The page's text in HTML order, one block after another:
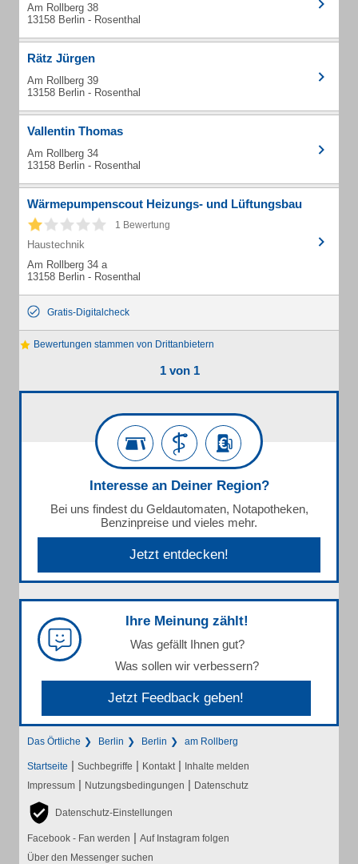
Am Rollberg 38
13158 Berlin - Rosenthal
Rätz Jürgen
Am Rollberg 39
13158 Berlin - Rosenthal
Vallentin Thomas
Am Rollberg 34
13158 Berlin - Rosenthal
Wärmepumpenscout Heizungs- und Lüftungsbau
1 Bewertung
Haustechnik
Am Rollberg 34 a
13158 Berlin - Rosenthal
Gratis-Digitalcheck
Bewertungen stammen von Drittanbietern
1 von 1
Interesse an Deiner Region?
Bei uns findest du Geldautomaten, Notapotheken,
Benzinpreise und vieles mehr.
Jetzt entdecken!
Ihre Meinung zählt!
Was gefällt Ihnen gut?
Was sollen wir verbessern?
Jetzt Feedback geben!
Das Örtliche Berlin Berlin am Rollberg
Startseite | Suchbegriffe | Kontakt | Inhalte melden
Impressum | Nutzungsbedingungen | Datenschutz
Datenschutz-Einstellungen
Facebook - Fan werden | Auf Instagram folgen
Über den Messenger suchen